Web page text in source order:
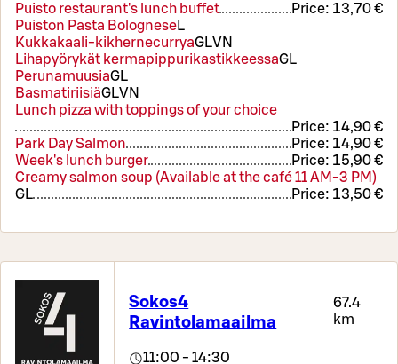
Puisto restaurant's lunch buffet Price: 13,70 €
Puiston Pasta BologneseL
Kukkakaali-kikhernecurryaGLVN
Lihapyörykät kermapippurikastikkeessaGL
PerunamuusiaGL
BasmatiriisiäGLVN
Lunch pizza with toppings of your choice
Price: 14,90 €
Park Day Salmon
Price: 14,90 €
Week's lunch burger
Price: 15,90 €
Creamy salmon soup (Available at the café 11 AM-3 PM)
GL Price: 13,50 €
Sokos4
Ravintolamaailma
67.4
km
11:00 - 14:30